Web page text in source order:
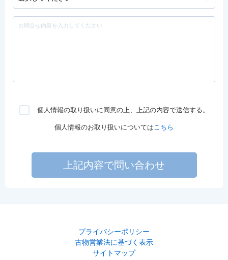
個人情報の取り扱いに同意の上、上記の内容で送信する。
個人情報のお取り扱いについてはこちら
上記内容で問い合わせ
プライバシーポリシー
古物営業法に基づく表示
サイトマップ